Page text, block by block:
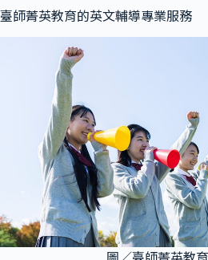
臺師菁英教育的英文輔導專業服務